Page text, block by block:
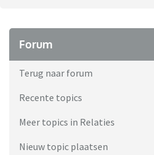
Forum
Terug naar forum
Recente topics
Meer topics in Relaties
Nieuw topic plaatsen